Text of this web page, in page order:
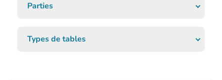
Parties
Types de tables